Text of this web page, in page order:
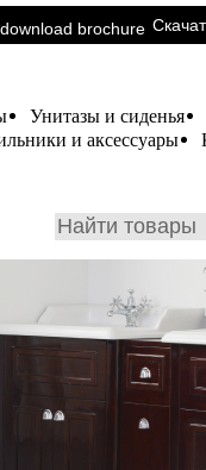
Унитазы и сиденья
и аксессуары